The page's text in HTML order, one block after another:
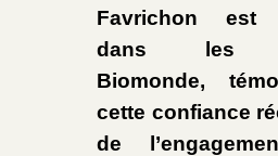
Favrichon est
dans les
Biomonde,
cette confiance
de